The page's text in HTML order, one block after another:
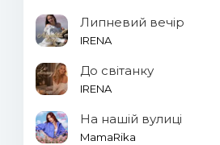
Липневий вечір
IRENA
До світанку
IRENA
На нашій вулиці
MamaRika